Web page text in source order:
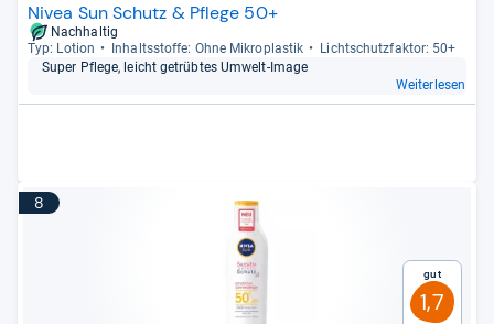
Nivea Sun Schutz & Pflege 50+
Nachhaltig
Typ: Lotion
Inhaltss­toffe: Ohne Mikro­plas­tik
Licht­schutz­fak­tor: 50+
Super Pflege, leicht getrüb­tes Umwelt-​Image
Weiterlesen
8
Gut
1,7